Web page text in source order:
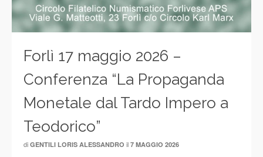
Forlì 17 maggio 2026 –
Conferenza “La Propaganda
Monetale dal Tardo Impero a
Teodorico”
di GENTILI LORIS ALESSANDRO il 7 MAGGIO 2026